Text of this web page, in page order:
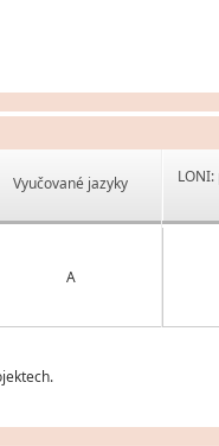
Vyučované jazyky
A